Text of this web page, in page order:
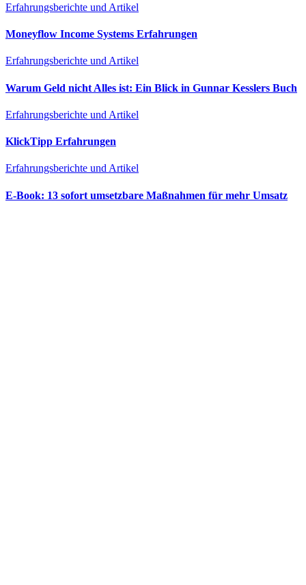
Erfahrungsberichte und Artikel
Moneyflow Income Systems Erfahrungen
Erfahrungsberichte und Artikel
Warum Geld nicht Alles ist: Ein Blick in Gunnar Kesslers Buch
Erfahrungsberichte und Artikel
KlickTipp Erfahrungen
Erfahrungsberichte und Artikel
E‑Book: 13 sofort umsetzbare Maßnahmen für mehr Umsatz